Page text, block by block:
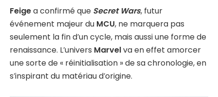
Feigea confirmé que Secret Wars, futur
événement majeur du MCU, ne marquera pas
seulement la fin d’un cycle, mais aussi une forme de
renaissance. L’univers Marvelva en effet amorcer
une sorte de « réinitialisation » de sa chronologie, en
s’inspirant du matériau d’origine.